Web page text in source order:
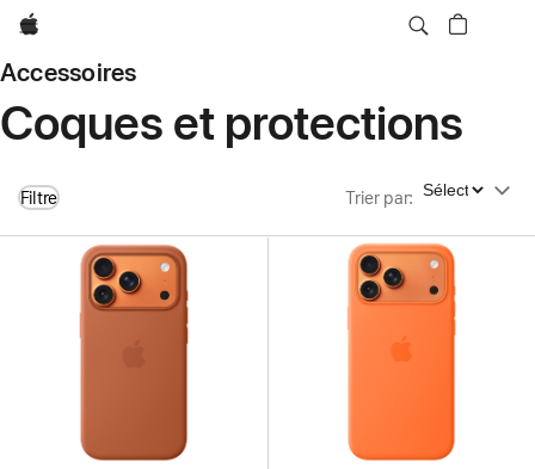
Apple
Accessoires
Coques et protections
Filtre Trier par: Trier par